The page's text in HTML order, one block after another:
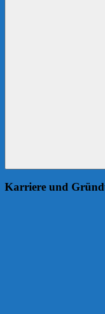
Karriere und